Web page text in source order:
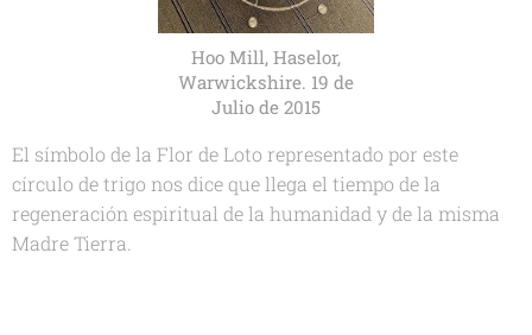
Hoo Mill, Haselor,
Warwickshire. 19 de
Julio de 2015
El símbolo de la Flor de Loto representado por este
círculo de trigo nos dice que llega el tiempo de la
regeneración espiritual de la humanidad y de la misma
Madre Tierra.